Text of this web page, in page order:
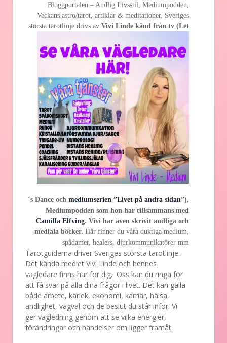
Bloggportalen – Andlig Livsstil, Mediumpodden,
Veckans astro/tarot, artiklar & meditationer. Sveriges
största tarotlinje drivs av Vivi Linde känd från tv (Let
´s Dance och mediumserien ”Livet på andra sidan”),
Mediumpodden som hon har tillsammans med
Camilla Elfving. Vivi har även skrivit andliga och
mediala böcker. Här finner du våra duktiga medium,
spådamer, healers, djurkommunikatörer mm
Tarotguiderna driver Sveriges största tarotlinje.
Det kända mediet Vivi Linde och hennes
vägledare finns här för dig. Oss kan du ringa för
att få svar på alla dina frågor i livet. Det kan gälla
både arbete, kärlek, ekonomi, karriär, hälsa,
andlighet, vägval och de beslut du står inför. Vi
ger vägledning genom att se vilka energier,
förändringar och händelser om ligger framåt.